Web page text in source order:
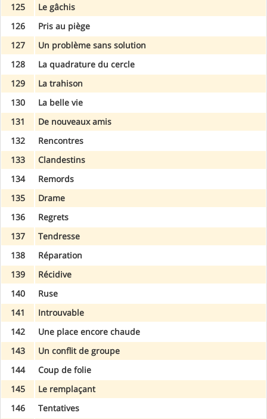
125
Le gâchis
126
Pris au piège
127
Un problème sans solution
128
La quadrature du cercle
129
La trahison
130
La belle vie
131
De nouveaux amis
132
Rencontres
133
Clandestins
134
Remords
135
Drame
136
Regrets
137
Tendresse
138
Réparation
139
Récidive
140
Ruse
141
Introuvable
142
Une place encore chaude
143
Un conflit de groupe
144
Coup de folie
145
Le remplaçant
146
Tentatives